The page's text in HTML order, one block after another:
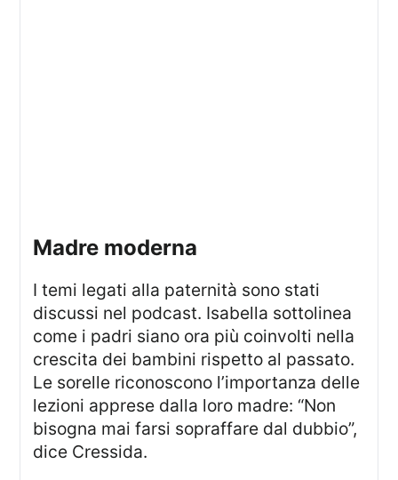
madre moderna
I temi legati alla paternità sono stati
discussi nel podcast. Isabella sottolinea
come i padri siano ora più coinvolti nella
crescita dei bambini rispetto al passato.
Le sorelle riconoscono l’importanza delle
lezioni apprese dalla loro madre: “Non
bisogna mai farsi sopraffare dal dubbio”,
dice Cressida.